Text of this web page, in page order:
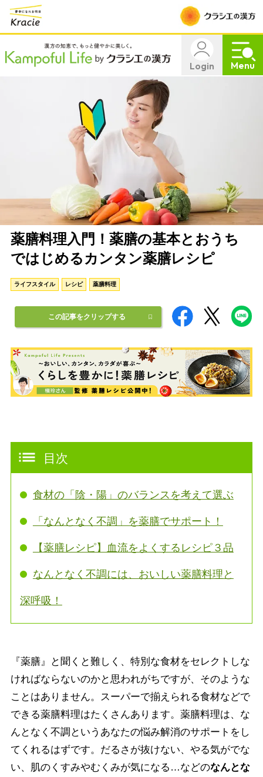
Login Menu
薬膳料理入門！薬膳の基本とおうち
ではじめるカンタン薬膳レシピ
ライフスタイル レシピ 薬膳料理
この記事をクリップする
目次
食材の「陰・陽」のバランスを考えて選ぶ
「なんとなく不調」を薬膳でサポート！
【薬膳レシピ】血流をよくするレシピ３品
なんとなく不調には、おいしい薬膳料理と
深呼吸！
『薬膳』と聞くと難しく、特別な食材をセレクトしな
ければならないのかと思われがちですが、そのような
ことはありません。スーパーで揃えられる食材などで
できる薬膳料理はたくさんあります。薬膳料理は、な
んとなく不調というあなたの悩み解消のサポートをし
てくれるはずです。だるさが抜けない、やる気がでな
い、肌のくすみやむくみが気になる…などのなんとな